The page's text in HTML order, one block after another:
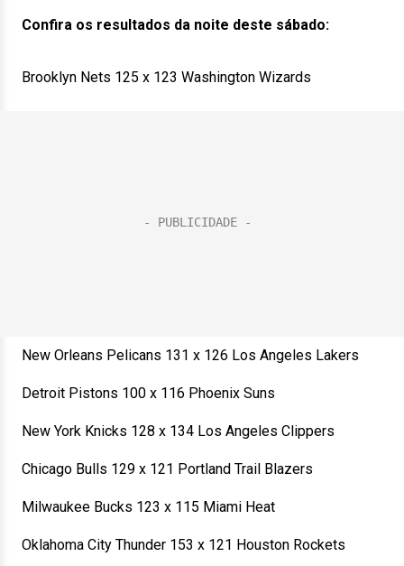
Confira os resultados da noite deste sábado:
Brooklyn Nets 125 x 123 Washington Wizards
New Orleans Pelicans 131 x 126 Los Angeles Lakers
Detroit Pistons 100 x 116 Phoenix Suns
New York Knicks 128 x 134 Los Angeles Clippers
Chicago Bulls 129 x 121 Portland Trail Blazers
Milwaukee Bucks 123 x 115 Miami Heat
Oklahoma City Thunder 153 x 121 Houston Rockets